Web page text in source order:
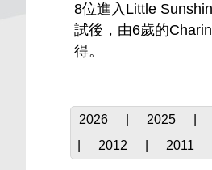
8位進入Little
試後，由6歲的
得。
2026 2025
2012 2011